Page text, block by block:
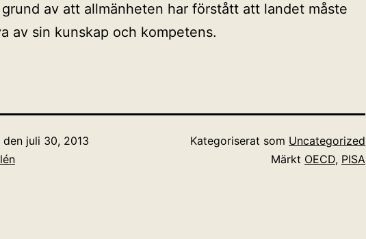
grund av att allmänheten har förstått att landet måste
av sin kunskap och kompetens.
den juli 30, 2013
Kategoriserat som Uncategorized
Märkt OECD, PISA